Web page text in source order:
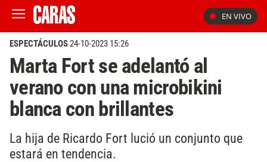
EN VIVO
ESPECTÁCULOS24-10-2023 15:26
Marta Fort se adelantó al
verano con una microbikini
blanca con brillantes
La hija de Ricardo Fort lució un conjunto que
estará en tendencia.